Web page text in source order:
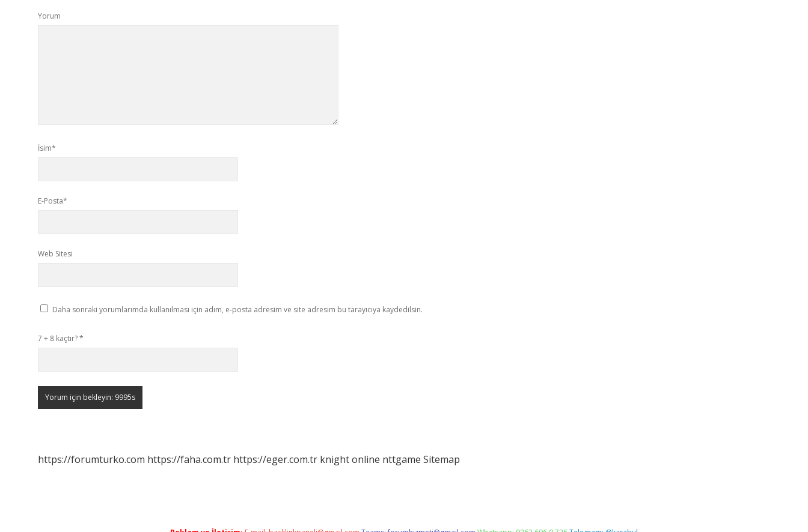
Yorum
İsim*
E-Posta*
Web Sitesi
Daha sonraki yorumlarımda kullanılması için adım, e-posta adresim ve site adresim bu tarayıcıya kaydedilsin.
7 + 8 kaçtır?*
https://forumturko.com https://faha.com.tr https://eger.com.tr knight online nttgame Sitemap